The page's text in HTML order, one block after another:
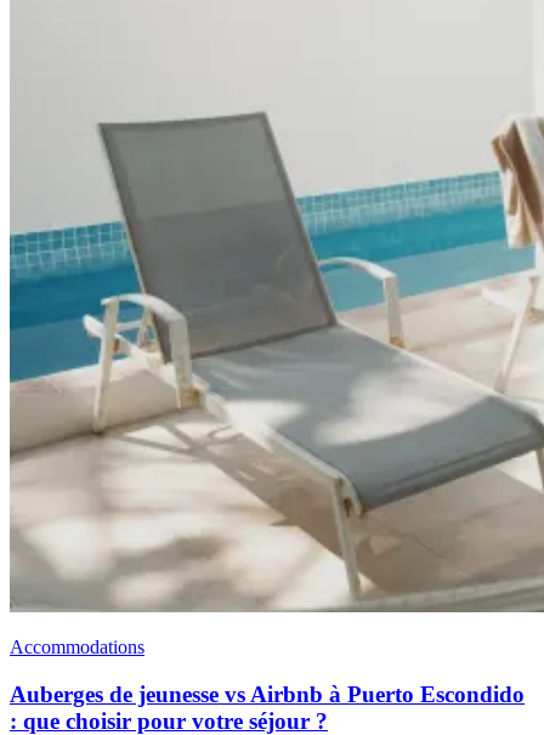
Accommodations
Auberges de jeunesse vs Airbnb à Puerto Escondido
: que choisir pour votre séjour ?